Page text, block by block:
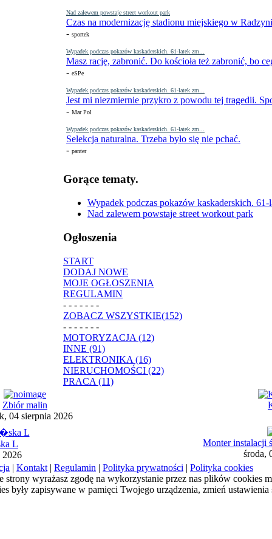
Nad zalewem powstaje street workout park
Czas na modernizację stadionu miejskiego w
- sportek
Wypadek podczas pokazów kaskaderskich. 61-latek zm...
Masz rację, zabronić. Do kościoła też zabronić, bo
- eSPe
Wypadek podczas pokazów kaskaderskich. 61-latek zm...
Jest mi niezmiernie przykro z powodu tej tragedii.
- Mar Pol
Wypadek podczas pokazów kaskaderskich. 61-latek zm...
Selekcja naturalna. Trzeba było się nie pchać.
- panter
Gorące tematy.
Wypadek podczas pokazów kaskaderskich. 61-
Nad zalewem powstaje street workout park
Ogłoszenia
START
DODAJ NOWE
MOJE OGŁOSZENIA
REGULAMIN
- - - - - - -
ZOBACZ WSZYSTKIE(152)
- - - - - - -
MOTORYZACJA (12)
INNE (91)
ELEKTRONIKA (16)
NIERUCHOMOŚCI (22)
PRACA (11)
Zbiór malin
04 sierpnia 2026
L
2026
Monter instalacji
środa,
| Kontakt | Regulamin | Polityka prywatności | Polityka cookies
wyrażasz zgodę na wykorzystanie przez nas plików cookies
były zapisywane w pamięci Twojego urządzenia, zmień